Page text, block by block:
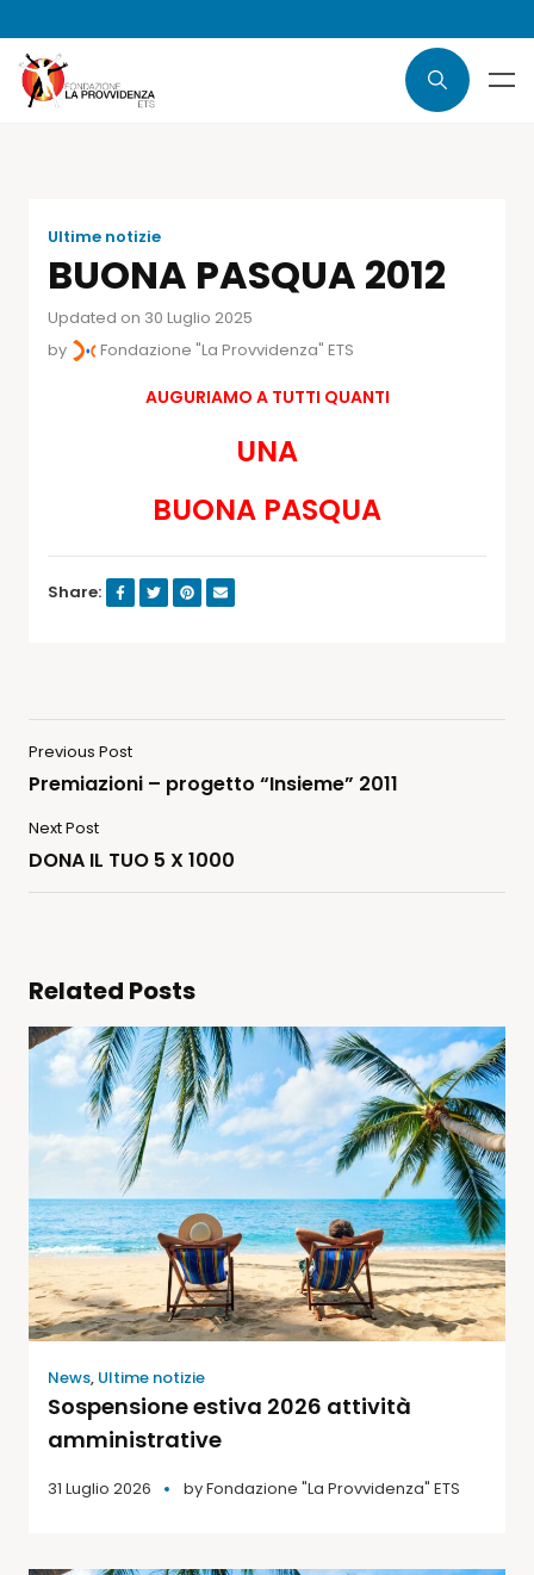
Ultime notizie
BUONA PASQUA 2012
Updated on 30 Luglio 2025
by
Fondazione "La Provvidenza" ETS
AUGURIAMO A TUTTI QUANTI
UNA
BUONA PASQUA
Share:
Previous Post
Premiazioni – progetto “Insieme” 2011
Next Post
DONA IL TUO 5 X 1000
Related Posts
News, Ultime notizie
Sospensione estiva 2026 attività
amministrative
31 Luglio 2026 byFondazione "La Provvidenza" ETS